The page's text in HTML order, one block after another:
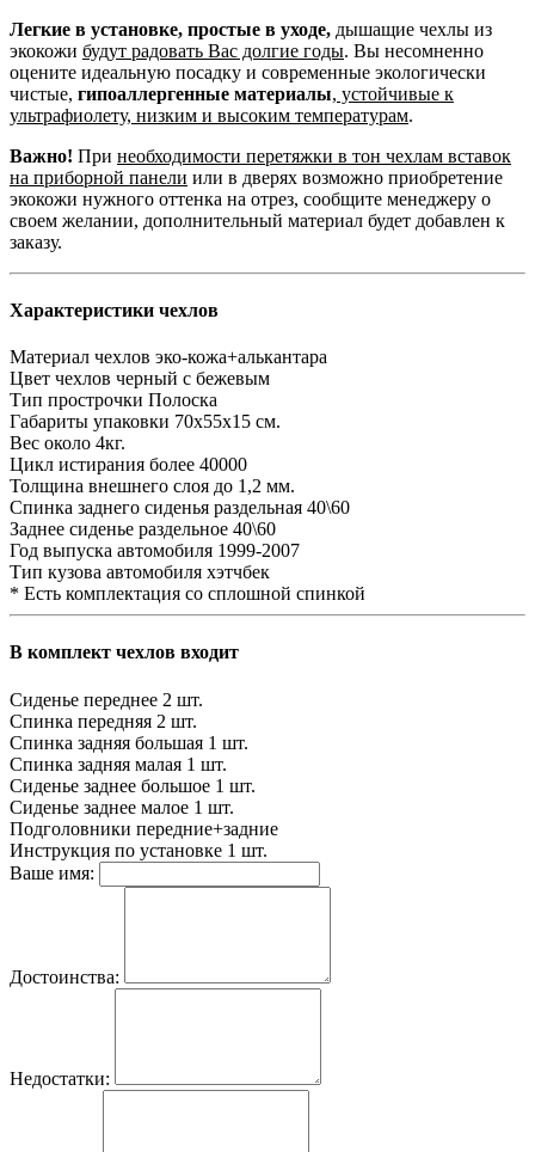
Легкие в установке, простые в уходе, дышащие чехлы из
экокожи будут радовать Вас долгие годы. Вы несомненно
оцените идеальную посадку и современные экологически
чистые, гипоаллергенные материалы, устойчивые к
ультрафиолету, низким и высоким температурам.
Важно! При необходимости перетяжки в тон чехлам вставок
на приборной панели или в дверях возможно приобретение
экокожи нужного оттенка на отрез, сообщите менеджеру о
своем желании, дополнительный материал будет добавлен к
заказу.
Характеристики чехлов
Материал чехлов эко-кожа+алькантара
Цвет чехлов черный с бежевым
Тип прострочки Полоска
Габариты упаковки 70х55х15 см.
Вес около 4кг.
Цикл истирания более 40000
Толщина внешнего слоя до 1,2 мм.
Спинка заднего сиденья раздельная 40\60
Заднее сиденье раздельное 40\60
Год выпуска автомобиля 1999-2007
Тип кузова автомобиля хэтчбек
* Есть комплектация со сплошной спинкой
В комплект чехлов входит
Сиденье переднее 2 шт.
Спинка передняя 2 шт.
Спинка задняя большая 1 шт.
Спинка задняя малая 1 шт.
Сиденье заднее большое 1 шт.
Сиденье заднее малое 1 шт.
Подголовники передние+задние
Инструкция по установке 1 шт.
Ваше имя:
Достоинства:
Недостатки: